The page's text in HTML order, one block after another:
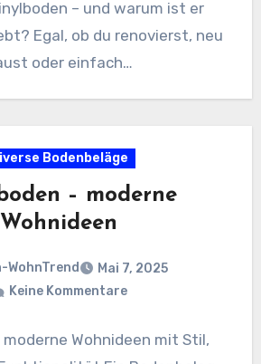
– und warum ist er
Egal, ob du renovierst, neu
oder einfach…
Bodenbeläge
– moderne
Wohnideen
WohnTrend
Mai 7, 2025
Keine Kommentare
Wohnideen mit Stil,